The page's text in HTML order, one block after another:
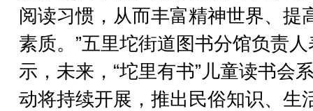
阅读习惯，从而丰富精神世界、提
素质。”五里坨街道图书分馆负责人
示，未来，“坨里有书”儿童读书会
动将持续开展，推出民俗知识、生